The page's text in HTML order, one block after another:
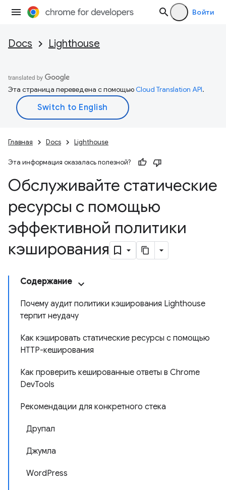
Войти
Docs Lighthouse
Эта страница переведена с помощьюCloud Translation API.
Главная Docs Lighthouse
Эта информация оказалась полезной?
Обслуживайте статические
ресурсы с помощью
эффективной политики
кэширования
Содержание
Почему аудит политики кэширования Lighthouse
терпит неудачу
Как кэшировать статические ресурсы с помощью
HTTP-кеширования
Как проверить кешированные ответы в Chrome
DevTools
Рекомендации для конкретного стека
Друпал
Джумла
WordPress